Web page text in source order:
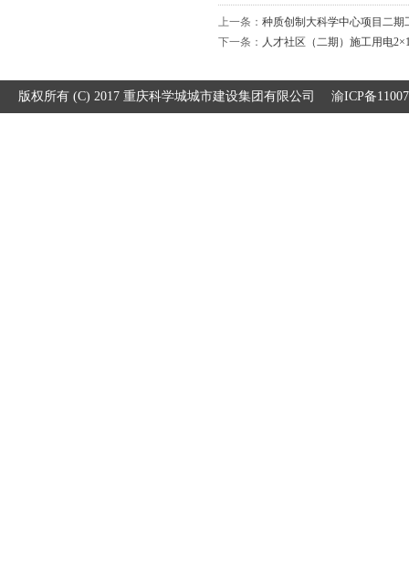
上一条： 种质创制大科学中心项目二期
下一条： 人才社区（二期）施工用电
版权所有 (C) 2017 重庆科学城城市建设集团有限公司 渝ICP备